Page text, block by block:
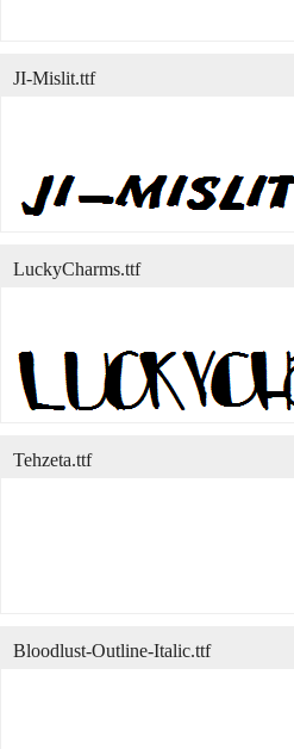
JI-Mislit.ttf
LuckyCharms.ttf
Tehzeta.ttf
Bloodlust-Outline-Italic.ttf